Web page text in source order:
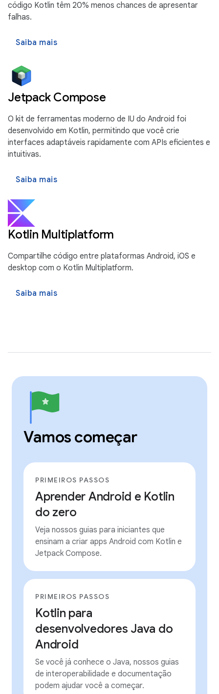
código Kotlin têm 20% menos chances de apresentar
falhas.
Saiba mais
Jetpack Compose
O kit de ferramentas moderno de IU do Android foi
desenvolvido em Kotlin, permitindo que você crie
interfaces adaptáveis rapidamente com APIs eficientes e
intuitivas.
Saiba mais
Kotlin Multiplatform
Compartilhe código entre plataformas Android, iOS e
desktop com o Kotlin Multiplatform.
Saiba mais
Vamos começar
PRIMEIROS PASSOS
Aprender Android e Kotlin
do zero
Veja nossos guias para iniciantes que
ensinam a criar apps Android com Kotlin e
Jetpack Compose.
PRIMEIROS PASSOS
Kotlin para
desenvolvedores Java do
Android
Se você já conhece o Java, nossos guias
de interoperabilidade e documentação
podem ajudar você a começar.